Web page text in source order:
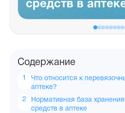
средств в
Содержание
Что относится к
аптеке?
Нормативная база
средств в аптеке